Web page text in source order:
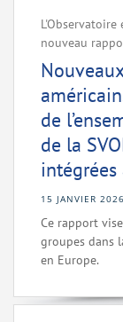
nouveau
de
de la
15 JANVIER 2026
Ce rapport
groupes dans
en Europe.